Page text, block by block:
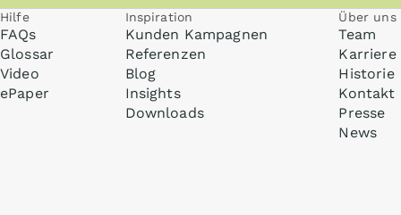
Hilfe
FAQs
Glossar
Video
ePaper
Inspiration
Kunden Kampagnen
Referenzen
Blog
Insights
Downloads
Über uns
Team
Karriere
Historie
Kontakt
Presse
News